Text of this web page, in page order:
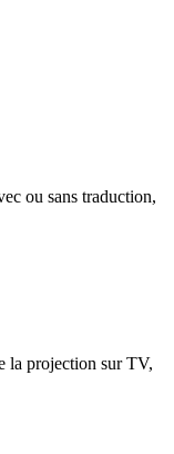
ou sans traduction,
la projection sur TV,